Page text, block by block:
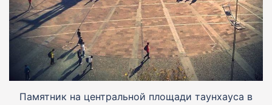
Памятник на центральной площади таунхауса в